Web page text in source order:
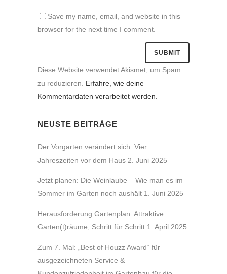
Save my name, email, and website in this
browser for the next time I comment.
Diese Website verwendet Akismet, um Spam
zu reduzieren. Erfahre, wie deine
Kommentardaten verarbeitet werden.
NEUSTE BEITRÄGE
Der Vorgarten verändert sich: Vier
Jahreszeiten vor dem Haus 2. Juni 2025
Jetzt planen: Die Weinlaube – Wie man es im
Sommer im Garten noch aushält 1. Juni 2025
Herausforderung Gartenplan: Attraktive
Garten(t)räume, Schritt für Schritt 1. April 2025
Zum 7. Mal: „Best of Houzz Award“ für
ausgezeichneten Service &